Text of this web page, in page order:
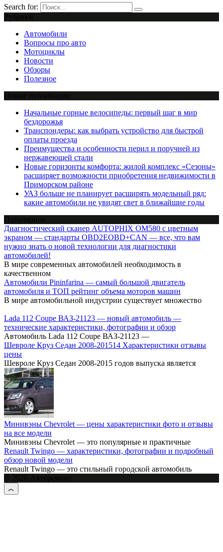
Search for:
Автомобили
Вопросы про авто
Мотоциклы
Новости
Обзоры
Полезное
Начальные горные велосипеды: первый шаг в мир
бездорожья
Транспондеры: как выбрать устройство для быстрой
оплаты проезда
Преимущества и особенности перил и поручней из
нержавеющей стали
Новые горизонты комфорта: жилой комплекс «Сезоны»
расширяет возможности приобретения недвижимости в
Приморском районе
УАЗ больше не планирует расширять модельный ряд:
какие автомобили не увидят свет в ближайшие годы
Диагностический сканер AUTOPHIX OM580 с цветным
экраном — стандарты OBD2EOBD+CAN — все, что вам
нужно знать о новой технологии для диагностики
автомобилей!
В мире современных автомобилей необходимость в
качественном
Автомобили Pininfarina — самый большой двигатель
автомобиля и ТОП рейтинг объема моторов машин
В мире автомобильной индустрии существует множество
Lada 112 Coupe ВАЗ-21123 — новый автомобиль —
технические характеристики, фотографии и обзор
Автомобиль Lada 112 Coupe ВАЗ-21123 —
Шевроле Круз Cедан 2008-201514 Характеристики отзывы
цены
Шевроле Круз Седан 2008-2015 годов выпуска является
Минивэны Chevrolet — цены характеристики фото и отзывы
на все модели
Минивэны Chevrolet — это популярные и практичные
Renault Twingo — характеристики, фотографии и подробный
обзор новой модели
Renault Twingo — это стильный городской автомобиль